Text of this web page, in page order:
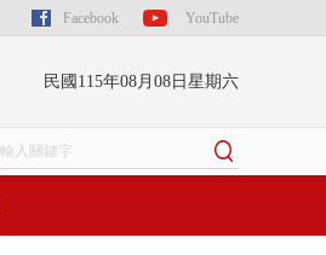
Facebook YouTube
民國115年08月08日星期六